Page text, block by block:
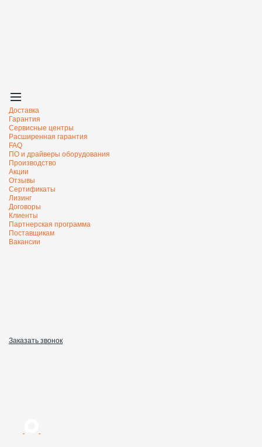
Доставка
Гарантия
Сервисные центры
Расширенная гарантия
FAQ
ПО и драйверы оборудования
Производство
Акции
Отзывы
Сертификаты
Лизинг
Договоры
Клиенты
Партнерская программа
Поставщикам
Вакансии
Заказать звонок